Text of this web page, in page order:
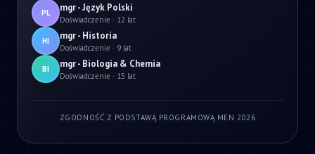
PL mgr - Język Polski
Doświadczenie · 12 lat
HI mgr - Historia
Doświadczenie · 9 lat
BI mgr - Biologia & Chemia
Doświadczenie · 15 lat
ZGODNOŚĆ Z PODSTAWĄ PROGRAMOWĄ MEN 2026